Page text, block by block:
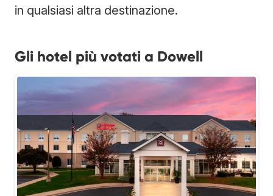
in qualsiasi altra destinazione.
Gli hotel più votati a Dowell